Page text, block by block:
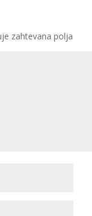
zahtevana polja